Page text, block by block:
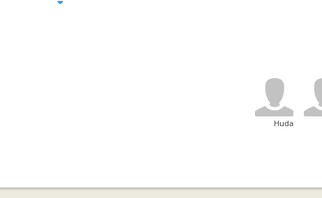
Huda